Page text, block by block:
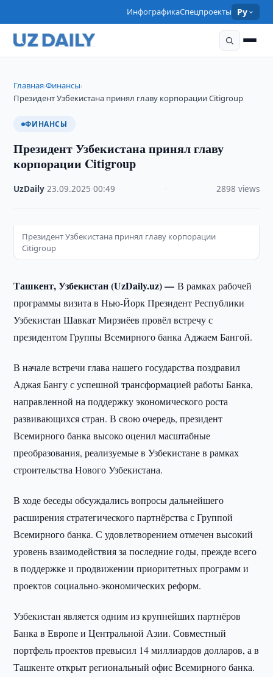
ИнфографикаСпецпроекты Ру
Главная›Финансы›
Президент Узбекистана принял главу корпорации Citigroup
ФИНАНСЫ
Президент Узбекистана принял главу
корпорации Citigroup
UzDaily ·23.09.2025 ·00:49 2898 views
Президент Узбекистана принял главу корпорации
Citigroup
Ташкент, Узбекистан (UzDaily.uz) —В рамках рабочей
программы визита в Нью-Йорк Президент Республики
Узбекистан Шавкат Мирзиёев провёл встречу с
президентом Группы Всемирного банка Аджаем Бангой.
В начале встречи глава нашего государства поздравил
Аджая Бангу с успешной трансформацией работы Банка,
направленной на поддержку экономического роста
развивающихся стран. В свою очередь, президент
Всемирного банка высоко оценил масштабные
преобразования, реализуемые в Узбекистане в рамках
строительства Нового Узбекистана.
В ходе беседы обсуждались вопросы дальнейшего
расширения стратегического партнёрства с Группой
Всемирного банка. С удовлетворением отмечен высокий
уровень взаимодействия за последние годы, прежде всего
в поддержке и продвижении приоритетных программ и
проектов социально-экономических реформ.
Узбекистан является одним из крупнейших партнёров
Банка в Европе и Центральной Азии. Совместный
портфель проектов превысил 14 миллиардов долларов, а в
Ташкенте открыт региональный офис Всемирного банка.